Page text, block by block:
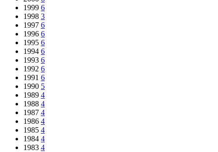
1999 6
1998 3
1997 6
1996 6
1995 6
1994 6
1993 6
1992 6
1991 6
1990 5
1989 4
1988 4
1987 4
1986 4
1985 4
1984 4
1983 4